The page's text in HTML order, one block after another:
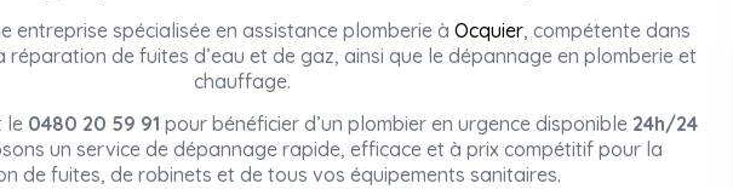
entreprise spécialisée en assistance plomberie à Ocquier, compétente dans
réparation de fuites d’eau et de gaz, ainsi que le dépannage en plomberie et
chauffage.
le 0480 20 59 91 pour bénéficier d’un plombier en urgence disponible 24h/24
un service de dépannage rapide, efficace et à prix compétitif pour la
de fuites, de robinets et de tous vos équipements sanitaires.